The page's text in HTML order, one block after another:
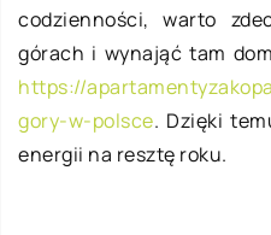
codzienności, warto
górach i wynająć tam
https://
gory-w-polsce. Dzięki
energii na resztę roku.